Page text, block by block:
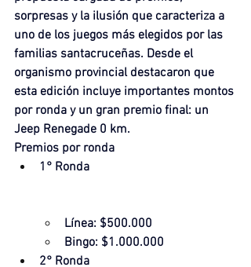
sorpresas y la ilusión que caracteriza a
uno de los juegos más elegidos por las
familias santacruceñas. Desde el
organismo provincial destacaron que
esta edición incluye importantes montos
por ronda y un gran premio final: un
Jeep Renegade 0 km.
Premios por ronda
1° Ronda
Línea: $500.000
Bingo: $1.000.000
2° Ronda